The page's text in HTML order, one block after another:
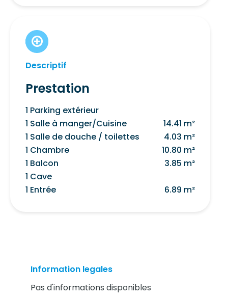
Descriptif
Prestation
1 Parking extérieur
1 Salle à manger/Cuisine
14.41 m²
1 Salle de douche / toilettes
4.03 m²
1 Chambre
10.80 m²
1 Balcon
3.85 m²
1 Cave
1 Entrée
6.89 m²
Information legales
Pas d'informations disponibles